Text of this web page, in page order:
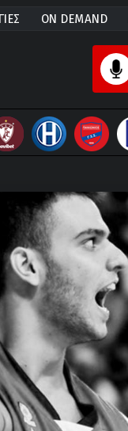
ON DEMAND